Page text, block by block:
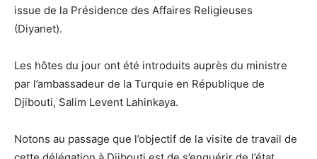
issue de la Présidence des Affaires Religieuses
(Diyanet).
Les hôtes du jour ont été introduits auprès du ministre
par l’ambassadeur de la Turquie en République de
Djibouti, Salim Levent Lahinkaya.
Notons au passage que l’objectif de la visite de travail de